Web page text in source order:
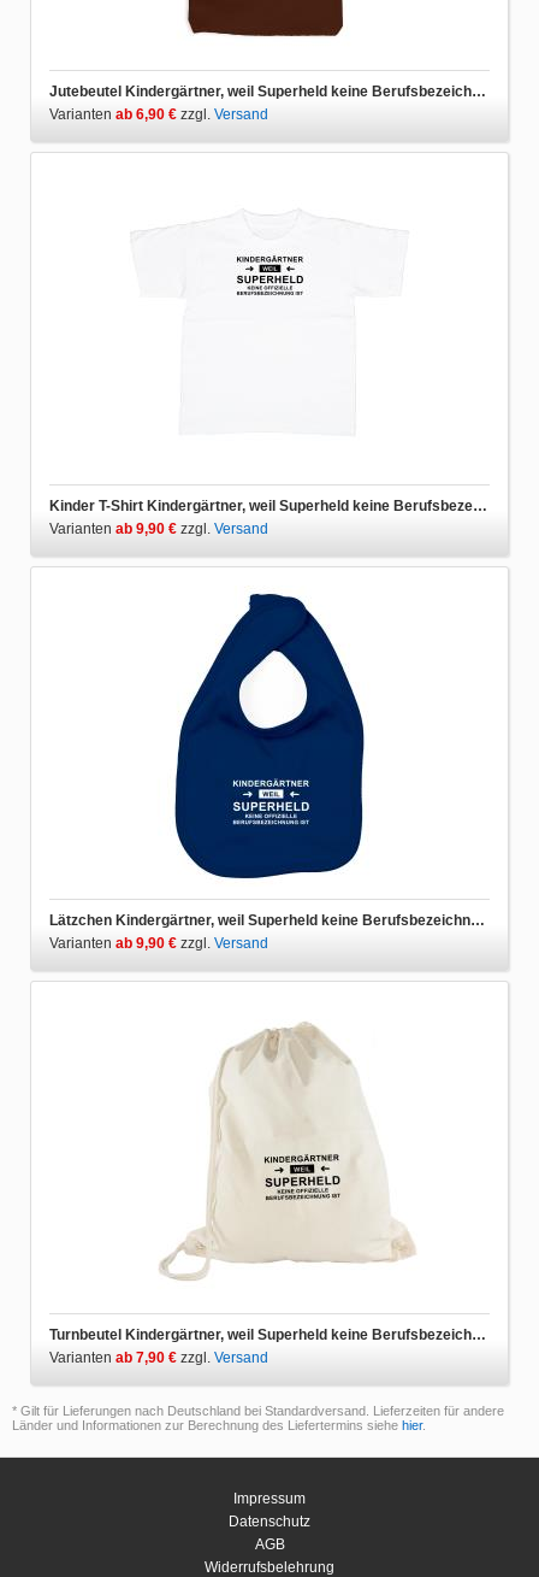
Jutebeutel Kindergärtner, weil Superheld keine Berufsbezeichnung ist
Varianten ab 6,90 € zzgl. Versand
Kinder T-Shirt Kindergärtner, weil Superheld keine Berufsbezeichnung ist
Varianten ab 9,90 € zzgl. Versand
Lätzchen Kindergärtner, weil Superheld keine Berufsbezeichnung ist
Varianten ab 9,90 € zzgl. Versand
Turnbeutel Kindergärtner, weil Superheld keine Berufsbezeichnung ist
Varianten ab 7,90 € zzgl. Versand
* Gilt für Lieferungen nach Deutschland bei Standardversand. Lieferzeiten für andere
Länder und Informationen zur Berechnung des Liefertermins siehe hier.
Impressum
Datenschutz
AGB
Widerrufsbelehrung